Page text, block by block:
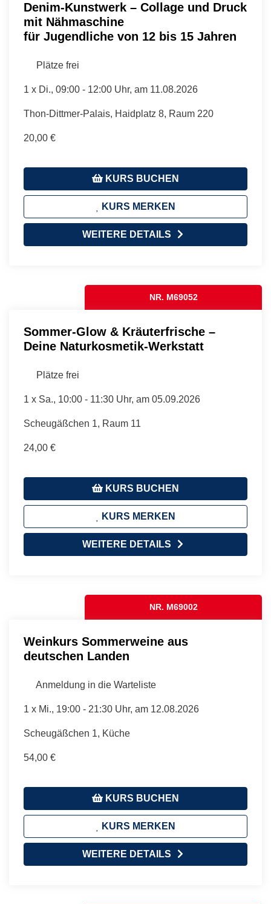
Denim-Kunstwerk – Collage und Druck
mit Nähmaschine
für Jugendliche von 12 bis 15 Jahren
Plätze frei
1 x Di., 09:00 - 12:00 Uhr, am 11.08.2026
Thon-Dittmer-Palais, Haidplatz 8, Raum 220
20,00 €
KURS BUCHEN
KURS MERKEN
WEITERE DETAILS
NR. M69052
Sommer-Glow & Kräuterfrische –
Deine Naturkosmetik-Werkstatt
Plätze frei
1 x Sa., 10:00 - 11:30 Uhr, am 05.09.2026
Scheugäßchen 1, Raum 11
24,00 €
KURS BUCHEN
KURS MERKEN
WEITERE DETAILS
NR. M69002
Weinkurs Sommerweine aus
deutschen Landen
Anmeldung in die Warteliste
1 x Mi., 19:00 - 21:30 Uhr, am 12.08.2026
Scheugäßchen 1, Küche
54,00 €
KURS BUCHEN
KURS MERKEN
WEITERE DETAILS